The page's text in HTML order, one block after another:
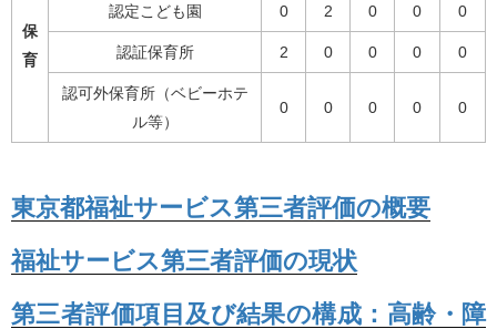
保
育
認定こども園 0 2 0 0 0
認証保育所 2 0 0 0 0
認可外保育所（ベビーホテ
ル等）
0 0 0 0 0
東京都福祉サービス第三者評価の概要
福祉サービス第三者評価の現状
第三者評価項目及び結果の構成：高齢・障